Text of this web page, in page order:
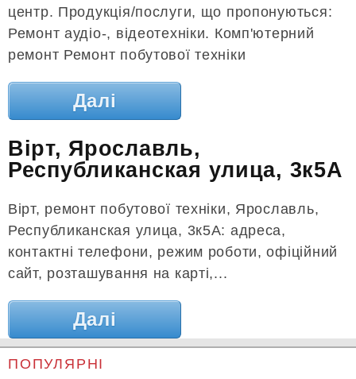
центр. Продукція/послуги, що пропонуються:
Ремонт аудіо-, відеотехніки. Комп'ютерний
ремонт Ремонт побутової техніки
Далі
Вірт, Ярославль,
Республиканская улица, 3к5А
Вірт, ремонт побутової техніки, Ярославль,
Республиканская улица, 3к5А: адреса,
контактні телефони, режим роботи, офіційний
сайт, розташування на карті,...
Далі
ПОПУЛЯРНІ